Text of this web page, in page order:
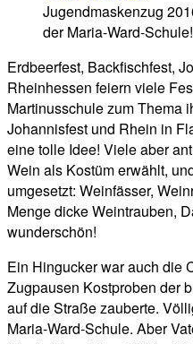
Jugendmaskenzug
der Maria-Ward-
Erdbeerfest, Backfischfest,
Rheinhessen feiern viele
Martinusschule zum Thema
Johannisfest und Rhein in
eine tolle Idee! Viele aber
Wein als Kostüm erwählt,
umgesetzt: Weinfässer,
Menge dicke Weintrauben,
wunderschön!
Ein Hingucker war auch die
Zugpausen Kostproben der
auf die Straße zauberte.
Maria-Ward-Schule. Aber